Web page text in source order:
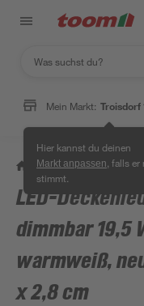
Mein Markt: Troisdorf
Hier kannst du deinen
Markt anpassen , falls
stimmt.
/ Wohnen & Haushalt
LED-
dimmbar 19,5
warmweiß,
x 2,8 cm